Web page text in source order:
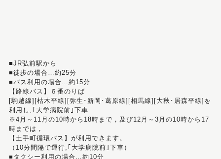
■JR弘前駅から
■徒歩の場合…約25分
■バス利用の場合…約15分
【路線バス】６番のりば
[駒越線][枯木平線][弥生･新岡･葛原線][相馬線][大秋･居森平線]を
利用し,｢大学病院前｣下車
※4月～11月の10時から18時まで，及び12月～3月の10時から17
時までは，
【土手町循環バス】が利用できます。
（10分間隔で運行,｢大学病院前｣下車）
■タクシー利用の場合…約10分